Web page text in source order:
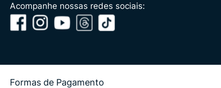
Acompanhe nossas redes sociais:
Formas de Pagamento